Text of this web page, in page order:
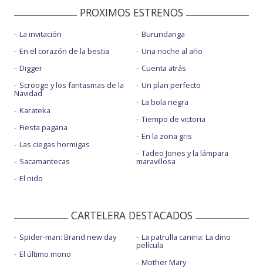
PROXIMOS ESTRENOS
La invitación
En el corazón de la bestia
Digger
Scrooge y los fantasmas de la
Navidad
Karateka
Fiesta pagäna
Las ciegas hormigas
Sacamantecas
El nido
Burundanga
Una noche al año
Cuenta atrás
Un plan perfecto
La bola negra
Tiempo de victoria
En la zona gris
Tadeo Jones y la lámpara
maravillosa
CARTELERA DESTACADOS
Spider-man: Brand new day
El último mono
La patrulla canina: La dino
película
Mother Mary